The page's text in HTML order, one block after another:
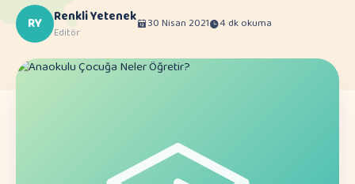
RY Renkli Yetenek
Editör
30 Nisan 2021 4 dk okuma